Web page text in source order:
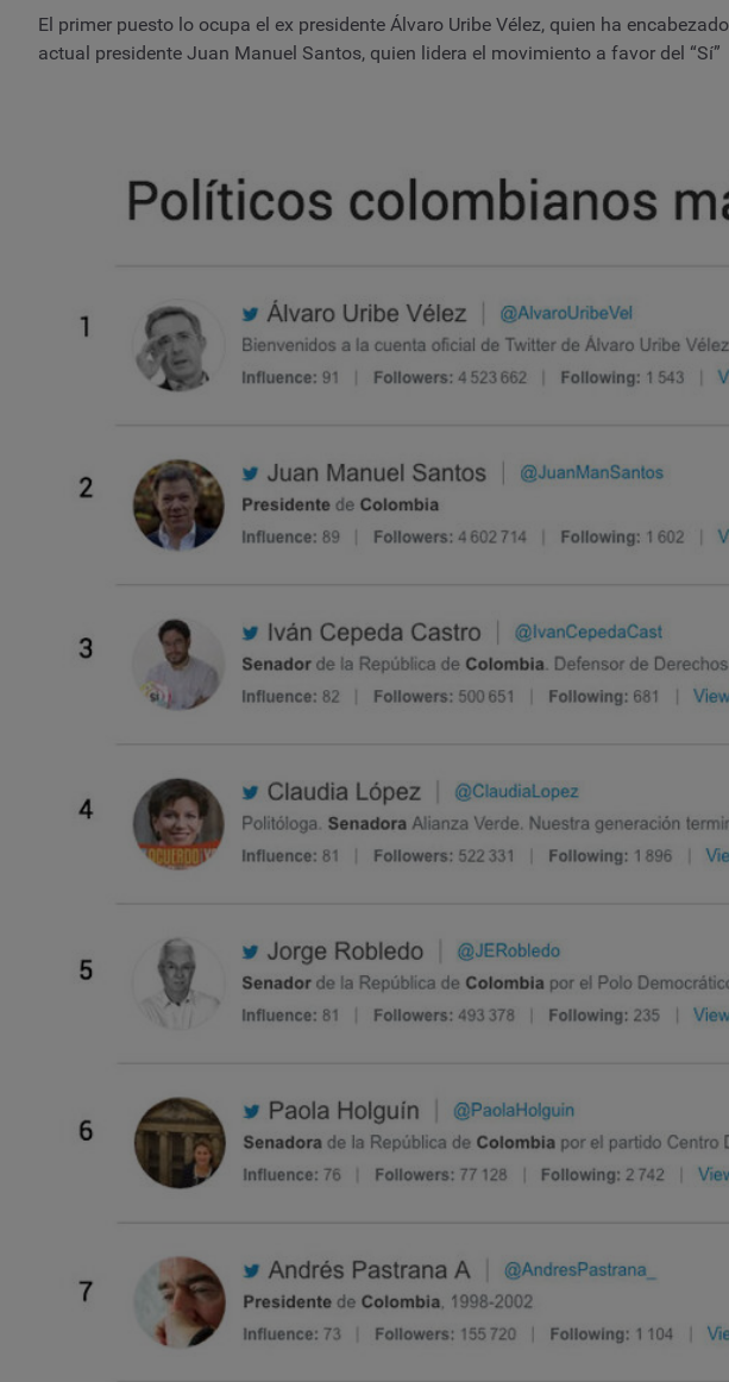
El primer puesto lo ocupa el ex presidente Álvaro Uribe Vélez, quien ha
actual presidente Juan Manuel Santos, quien lidera el movimiento a favor del “Sí”